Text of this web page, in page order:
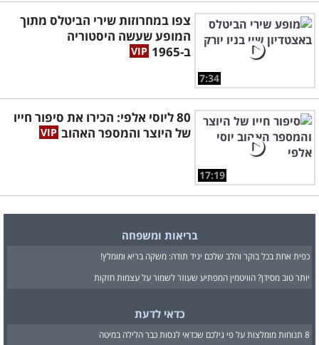
7:34
צפו במחרוזות שירי הביטלס מתוך
המופע שעשה היסטוריה
ב-1965
17:19
80 ליוסי אלפי: הכירו את סיפור חייו
של היוצר והמספר האהוב
בריאות ומשפחה
כפית אחת בכל בוקר והלב שלכם יגיד תודה: משקה בריא ומומלץ!
יותר טוב מסידן? הוויטמין המפתיע שעוזר לשמור על עצמות חזקות
כדאי לדעת
8 תנוחות מומלצות על פי גילכם שכדאי לנסות כבר הלילה במיטה